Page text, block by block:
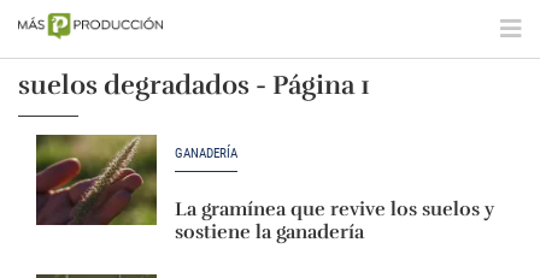
suelos degradados - Página 1
GANADERÍA
La gramínea que revive los suelos y
sostiene la ganadería